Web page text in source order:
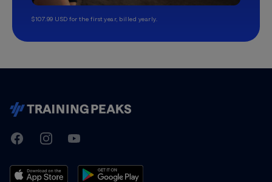
$107.99 USD for the first year, billed yearly.
TrainingPeaks
FacebookInstagramYoutube